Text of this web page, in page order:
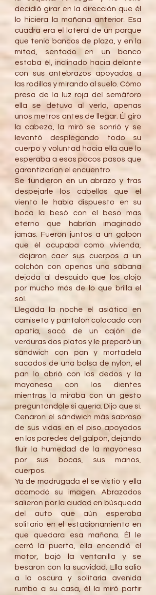
decidió girar en la dirección que él
lo hiciera la mañana anterior. Esa
cuadra era el lateral de un parque
que tenía bancos de plaza, y en la
mitad, sentado en un banco
estaba él, inclinado hacia delante
con sus antebrazos apoyados a
las rodillas y mirando al suelo. Cómo
presa de la luz roja del semáforo
ella se detuvo al verlo, apenas
unos metros antes de llegar. Él giró
la cabeza, la miró se sonrió y se
levantó desplegando todo su
cuerpo y voluntad hacia ella que lo
esperaba a esos pocos pasos que
garantizarían el encuentro.
Se fundieron en un abrazo y tras
despejarle los cabellos que el
viento le había dispuesto en su
boca la besó con el beso mas
eterno que habrían imaginado
jamás. Fueron juntos a un galpón
que él ocupaba como vivienda,
dejaron caer sus cuerpos a un
colchón con apenas una sábana
dejada al descuido que los alojó
por mucho más de lo que brilla el
sol.
Llegada la noche el asiático en
camiseta y pantalón colocado con
apatía, sacó de un cajón de
verduras dos platos y le preparó un
sándwich con pan y mortadela
sacados de una bolsa de nylon, el
pan lo abrió con los dedos y la
mayonesa con los dientes
mientras la miraba con un gesto
preguntándole si quería. Dijo que sí.
Cenaron el sándwich más sabroso
de sus vidas en el piso apoyados
en las paredes del galpón, dejando
fluir la humedad de la mayonesa
por sus bocas, sus manos,
cuerpos.
Ya de madrugada él se vistió y ella
acomodó su imagen. Abrazados
salieron por la ciudad en búsqueda
del auto que aún esperaba
solitario en el estacionamiento en
que quedara esa mañana. Él le
cerró la puerta, ella encendió el
motor, bajó la ventanilla y se
besaron con la suavidad. Ella salió
a la oscura y solitaria avenida
rumbo a su casa, él la miró partir